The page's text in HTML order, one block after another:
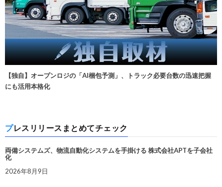
【独自】オープンロジの「AI梱包予測」、トラック必要台数の迅速把握
にも活用本格化
プレスリリースまとめてチェック
両備システムズ、物流自動化システムを手掛ける 株式会社APTを子会社
化
2026年8月9日